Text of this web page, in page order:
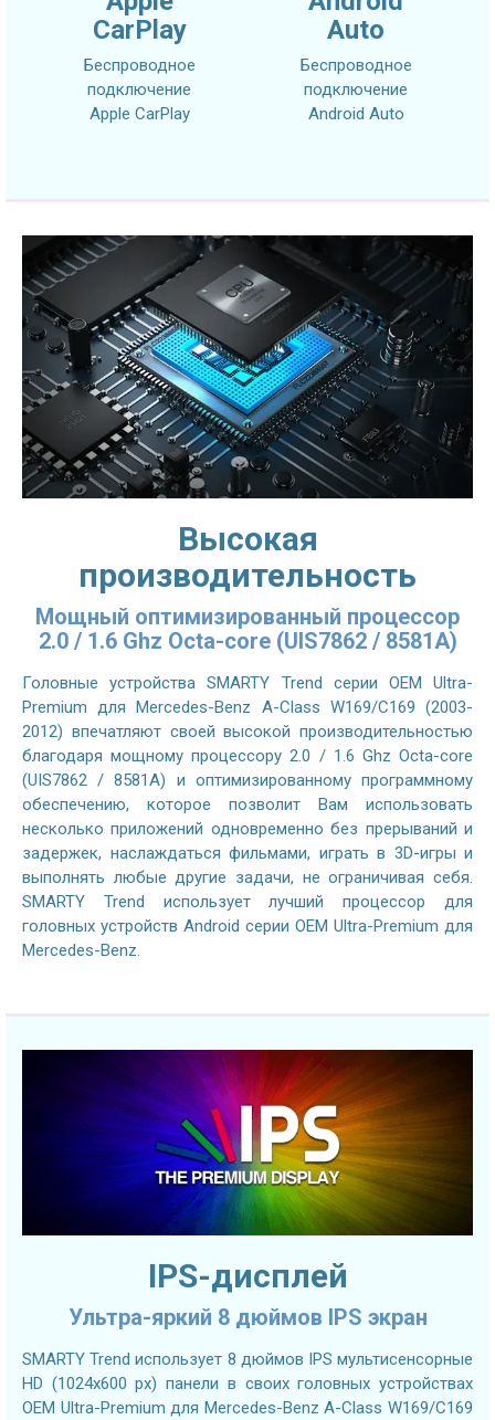
CarPlay
Беспроводное
подключение
Apple CarPlay
Auto
Беспроводное
подключение
Android Auto
Высокая
производительность
Мощный оптимизированный процессор
2.0 / 1.6 Ghz Octa-core (UIS7862 / 8581A)
Головные устройства SMARTY Trend серии OEM Ultra-
Premium для Mercedes-Benz A-Class W169/C169 (2003-
2012) впечатляют своей высокой производительностью
благодаря мощному процессору 2.0 / 1.6 Ghz Octa-core
(UIS7862 / 8581A) и оптимизированному программному
обеспечению, которое позволит Вам использовать
несколько приложений одновременно без прерываний и
задержек, наслаждаться фильмами, играть в 3D-игры и
выполнять любые другие задачи, не ограничивая себя.
SMARTY Trend использует лучший процессор для
головных устройств Android серии OEM Ultra-Premium для
Mercedes-Benz.
IPS-дисплей
Ультра-яркий 8 дюймов IPS экран
SMARTY Trend использует 8 дюймов IPS мультисенсорные
HD (1024х600 px) панели в своих головных устройствах
OEM Ultra-Premium для Mercedes-Benz A-Class W169/C169